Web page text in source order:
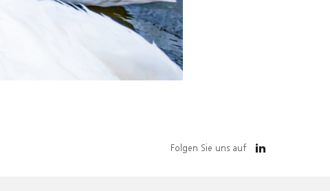
Folgen Sie uns auf